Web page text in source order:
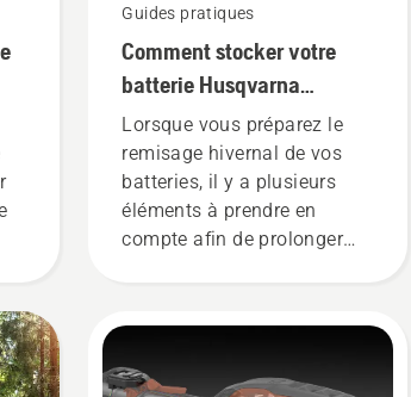
Guides pratiques
Comment stocker votre
batterie Husqvarna
pendant l'hiver
Lorsque vous préparez le
remisage hivernal de vos
batteries, il y a plusieurs
éléments à prendre en
compte afin de prolonger